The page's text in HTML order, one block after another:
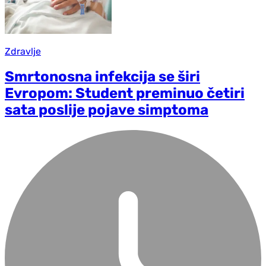
Zdravlje
Smrtonosna infekcija se širi
Evropom: Student preminuo četiri
sata poslije pojave simptoma